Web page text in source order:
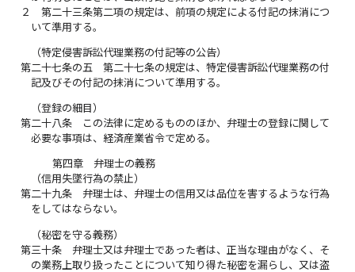
２
第二十三条第二項の規定は、前項の規定による付記の抹消につ
いて準用する。
（特定侵害訴訟代理業務の付記等の公告）
第二十七条の五
第二十七条の規定は、特定侵害訴訟代理業務の付
記及びその付記の抹消について準用する。
（登録の細目）
第二十八条
この法律に定めるもののほか、弁理士の登録に関して
必要な事項は、経済産業省令で定める。
第四章 弁理士の義務
（信用失墜行為の禁止）
第二十九条
弁理士は、弁理士の信用又は品位を害するような行為
をしてはならない。
（秘密を守る義務）
第三十条
弁理士又は弁理士であった者は、正当な理由がなく、そ
の業務上取り扱ったことについて知り得た秘密を漏らし、又は盗